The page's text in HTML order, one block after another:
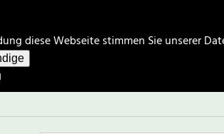
diese Webseite stimmen Sie unserer